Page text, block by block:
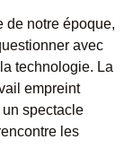
de notre époque,
avec
technologie. La
empreint
un spectacle
les